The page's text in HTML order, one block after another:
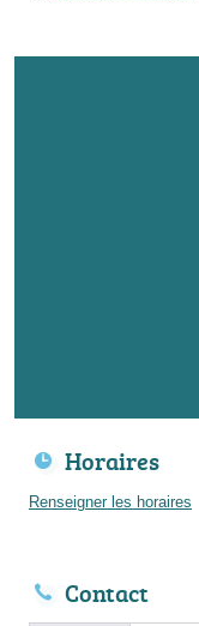
Horaires
Renseigner les horaires
Contact